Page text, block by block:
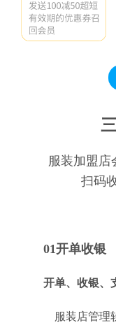
服装加盟店
扫码
01开单收银
开单、收银、
服装店管理